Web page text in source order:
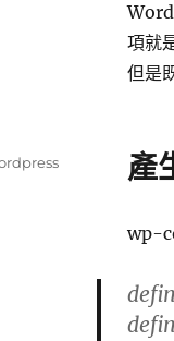
項就
但是
產
wp-